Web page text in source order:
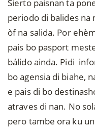
Sierto paisnan ta
periodo di balides
òf na salida. Por
pais bo pasport
bálido ainda. Pidi
bo agensia di biahe,
e pais di bo
atraves di nan. No
pero tambe ora ku